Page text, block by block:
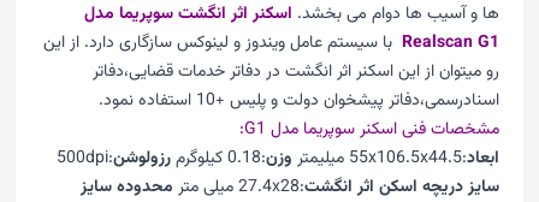
ها و آسیب ها دوام می بخشد. اسکنر اثر انگشت سوپریما مدل
Realscan G1 با سیستم عامل ویندوز و لینوکس سازگاری دارد. از این
رو میتوان از این اسکنر اثر انگشت در دفاتر خدمات قضایی،دفاتر
اسنادرسمی،دفاتر پیشخوان دولت و پلیس +10 استفاده نمود.
مشخصات فنیاسکنر سوپریما مدل G1:
ابعاد:55x106.5x44.5 میلیمتر وزن:0.18 کیلوگرم رزولوشن:500dpi
سایز دریچه اسکن اثر انگشت:27.4x28 میلی متر
محدوده سایز